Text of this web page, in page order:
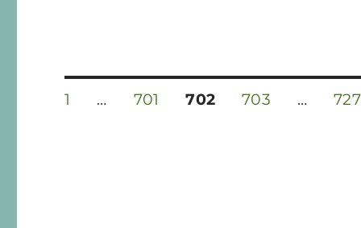
Navegación
PÁGINA
1 … PÁGINA
701 PÁGINA
702 PÁGINA
703 …
727